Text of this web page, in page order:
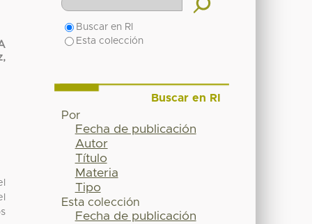
Buscar en RI
Esta colección
Buscar en RI
Por
Fecha de publicación
Autor
Título
Materia
Tipo
Esta colección
Fecha de publicación